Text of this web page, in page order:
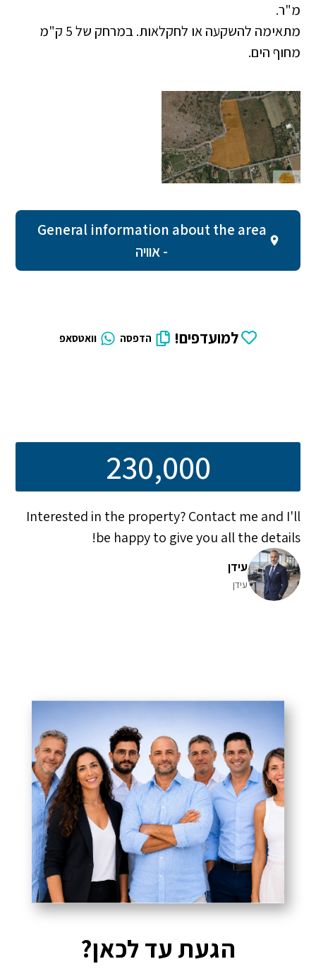
מ"ר.
מתאימה להשקעה או לחקלאות. במרחק של 5 ק"מ
מחוף הים.
General information about the area
- אוויה
למועדפים! הדפסה וואטסאפ
230,000
Interested in the property? Contact me and I'll
be happy to give you all the details!
עידן
עידן
הגעת עד לכאן?